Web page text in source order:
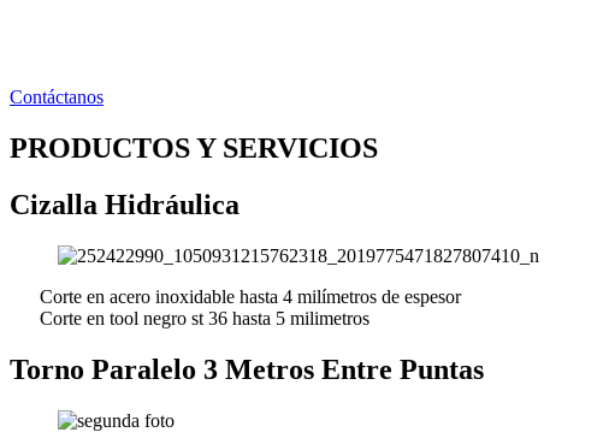
Contáctanos
PRODUCTOS Y SERVICIOS
Cizalla Hidráulica
Corte en acero inoxidable hasta 4 milímetros de espesor
Corte en tool negro st 36 hasta 5 milimetros
Torno Paralelo 3 Metros Entre Puntas